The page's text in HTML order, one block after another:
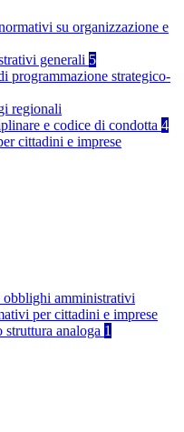
su organizzazione e
generali 5
programmazione strategico-
regionali
e codice di condotta 4
cittadini e imprese
obblighi amministrativi
per cittadini e imprese
analoga 1